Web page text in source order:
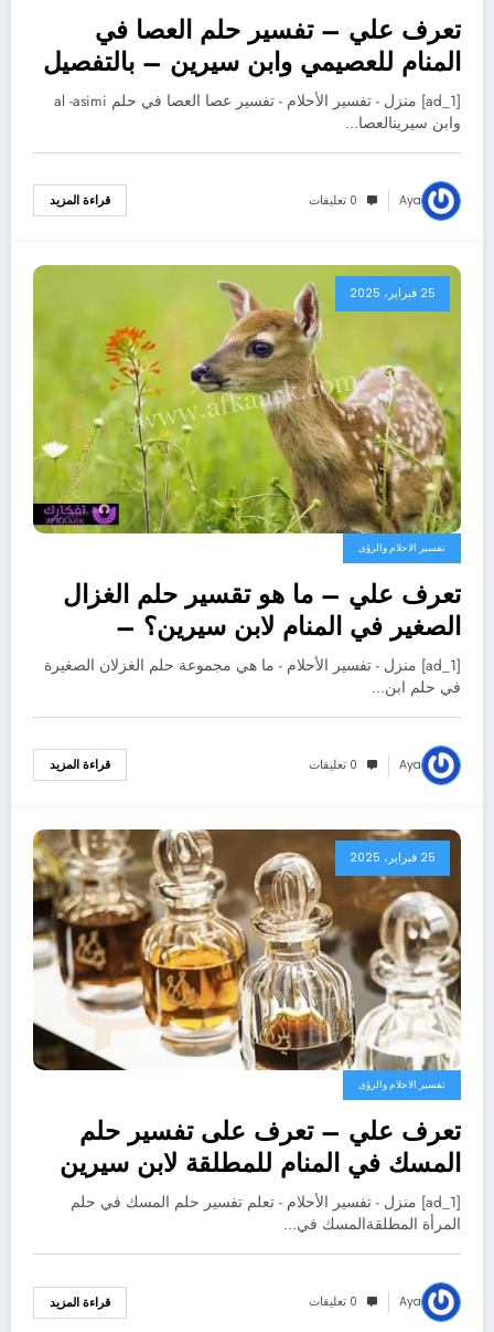
تعرف علي – تفسير حلم العصا في
المنام للعصيمي وابن سيرين – بالتفصيل
[ad_1] منزل - تفسير الأحلام - تفسير عصا العصا في حلم al -asimi
وابن سيرينالعصا…
Aya 0 تعليقات قراءة المزيد
25 فبراير، 2025
تفسير الاحلام والرؤى
تعرف علي – ما هو تقسير حلم الغزال
الصغير في المنام لابن سيرين؟ –
بالتفصيل
[ad_1] منزل - تفسير الأحلام - ما هي مجموعة حلم الغزلان الصغيرة
في حلم ابن…
Aya 0 تعليقات قراءة المزيد
25 فبراير، 2025
تفسير الاحلام والرؤى
تعرف علي – تعرف على تفسير حلم
المسك في المنام للمطلقة لابن سيرين
– بالتفصيل
[ad_1] منزل - تفسير الأحلام - تعلم تفسير حلم المسك في حلم
المرأة المطلقةالمسك في…
Aya 0 تعليقات قراءة المزيد